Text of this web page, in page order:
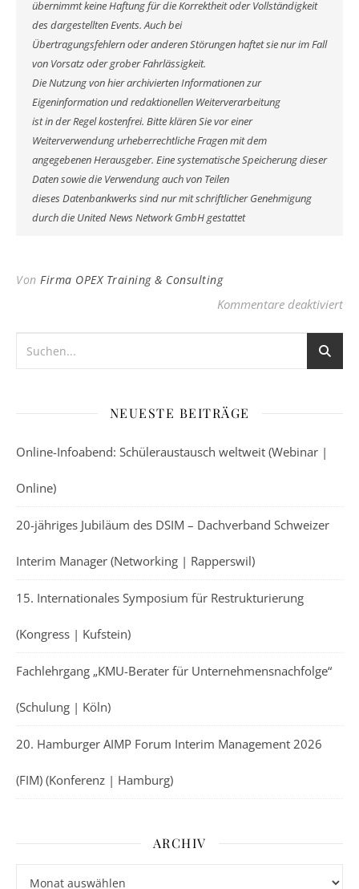
übernimmt keine Haftung für die Korrektheit oder Vollständigkeit
des dargestellten Events. Auch bei
Übertragungsfehlern oder anderen Störungen haftet sie nur im Fall
von Vorsatz oder grober Fahrlässigkeit.
Die Nutzung von hier archivierten Informationen zur
Eigeninformation und redaktionellen Weiterverarbeitung
ist in der Regel kostenfrei. Bitte klären Sie vor einer
Weiterverwendung urheberrechtliche Fragen mit dem
angegebenen Herausgeber. Eine systematische Speicherung dieser
Daten sowie die Verwendung auch von Teilen
dieses Datenbankwerks sind nur mit schriftlicher Genehmigung
durch die United News Network GmbH gestattet
Von Firma OPEX Training & Consulting
Kommentare deaktiviert
NEUESTE BEITRÄGE
Online-Infoabend: Schüleraustausch weltweit (Webinar |
Online)
20-jähriges Jubiläum des DSIM – Dachverband Schweizer
Interim Manager (Networking | Rapperswil)
15. Internationales Symposium für Restrukturierung
(Kongress | Kufstein)
Fachlehrgang „KMU-Berater für Unternehmensnachfolge“
(Schulung | Köln)
20. Hamburger AIMP Forum Interim Management 2026
(FIM) (Konferenz | Hamburg)
ARCHIV